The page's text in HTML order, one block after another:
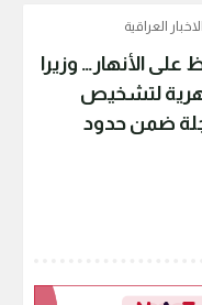
الاخبار العراقية
الأنهار… وزيرا
نهرية لتشخيص
ضمن حدود